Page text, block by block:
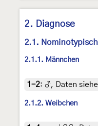
2. Diagnose
2.1.
2.1.1. Männchen
1-2: ♂, Daten
2.1.2. Weibchen